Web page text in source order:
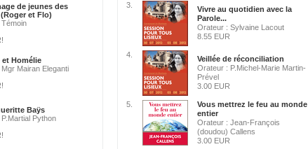
de jeunes des
et Flo)
et Homélie
Mairan Eleganti
Baÿs
Python
3.
Vivre au quotidien avec la
Parole...
Orateur : Sylvaine Lacout
8.55 EUR
4.
Veillée de réconciliation
Orateur : P.Michel-Marie Martin-
Prével
3.00 EUR
5.
Vous mettrez le feu au monde
entier
Orateur : Jean-François
(doudou) Callens
3.00 EUR